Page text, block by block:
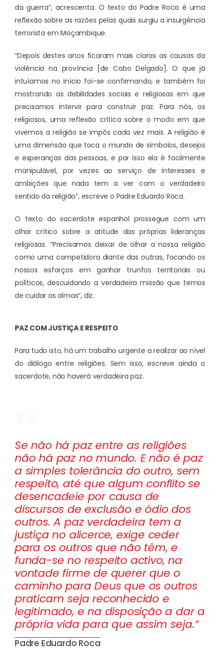
da guerra”, acrescenta. O texto do Padre Roca é uma
reflexão sobre as razões pelas quais surgiu a insurgência
terrorista em Moçambique.
“Depois destes anos ficaram mais claras as causas da
violência na província [de Cabo Delgado]. O que já
intuíamos no início foi-se confirmando, e também foi
mostrando as debilidades sociais e religiosas em que
precisamos intervir para construir paz. Para nós, os
religiosos, uma reflexão crítica sobre o modo em que
vivemos a religião se impôs cada vez mais. A religião é
uma dimensão que toca o mundo de símbolos, desejos
e esperanças das pessoas, e por isso ela é facilmente
manipulável, por vezes ao serviço de interesses e
ambições que nada tem a ver com o verdadeiro
sentido da religião”, escreve o Padre Eduardo Roca.
O texto do sacerdote espanhol prossegue com um
olhar crítico sobre a atitude das próprias lideranças
religiosas. “Precisamos deixar de olhar a nossa religião
como uma competidora diante das outras, focando os
nossos esforços em ganhar trunfos territoriais ou
políticos, descuidando a verdadeira missão que temos
de cuidar as almas”, diz.
PAZ COM JUSTIÇA E RESPEITO
Para tudo isto, há um trabalho urgente a realizar ao nível
do diálogo entre religiões. Sem isso, escreve ainda o
sacerdote, não haverá verdadeira paz.
Se não há paz entre as religiões
não há paz no mundo. E não é paz
a simples tolerância do outro, sem
respeito, até que algum conflito se
desencadeie por causa de
discursos de exclusão e ódio dos
outros. A paz verdadeira tem a
justiça no alicerce, exige ceder
para os outros que não têm, e
funda-se no respeito activo, na
vontade firme de querer que o
caminho para Deus que os outros
praticam seja reconhecido e
legitimado, e na disposição a dar a
própria vida para que assim seja.”
Padre Eduardo Roca